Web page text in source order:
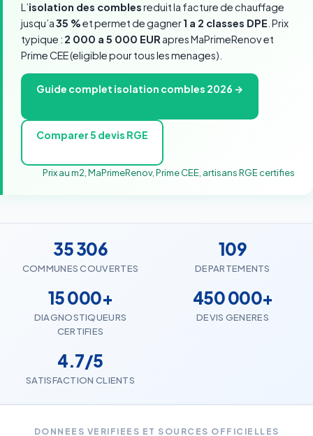
L’isolation des comblesreduit la facture de chauffage
jusqu’a35 %et permet de gagner1 a 2 classes DPE . Prix
typique : 2 000 a 5 000 EUR apres MaPrimeRenov et
Prime CEE (eligible pour tous les menages).
Guide complet isolation combles 2026 →
Comparer 5 devis RGE
Prix au m2, MaPrimeRenov, Prime CEE, artisans RGE certifies
35 306
COMMUNES COUVERTES
109
DEPARTEMENTS
15 000+
DIAGNOSTIQUEURS
CERTIFIES
450 000+
DEVIS GENERES
4.7/5
SATISFACTION CLIENTS
DONNEES VERIFIEES ET SOURCES OFFICIELLES